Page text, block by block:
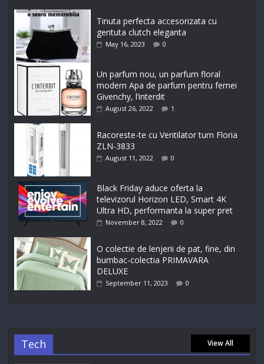
Tinuta perfecta accesorizata cu
gentuta clutch eleganta
May 16, 2023 0
Un parfum nou, un parfum floral
modern Apa de parfum pentru femei
Givenchy, l’interdit
August 26, 2022 1
Racoreste-te cu Ventilator turn Floria
ZLN-3833
August 11, 2022 0
Black Friday aduce oferta la
televizorul Horizon LED, Smart 4K
Ultra HD, performanta la super pret
November 8, 2022 0
O colectie de lenjerii de pat, fine, din
bumbac-colectia PRIMAVARA
DELUXE
September 11, 2023 0
Tech View All